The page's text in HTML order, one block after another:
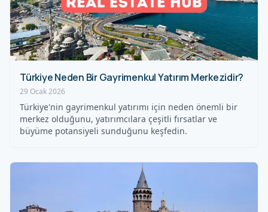
Türkiye Neden Bir Gayrimenkul Yatırım Merkezidir?
29 Ocak 2026
Türkiye'nin gayrimenkul yatırımı için neden önemli bir
merkez olduğunu, yatırımcılara çeşitli fırsatlar ve
büyüme potansiyeli sunduğunu keşfedin.